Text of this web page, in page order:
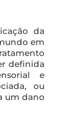
da
em
definida
e
ou
um dano